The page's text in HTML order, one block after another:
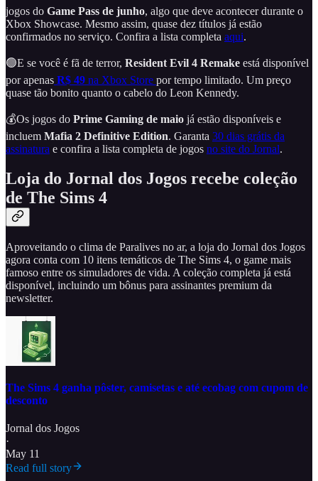
jogos do Game Pass de junho, algo que deve acontecer durante o
Xbox Showcase. Mesmo assim, quase dez títulos já estão
confirmados no serviço. Confira a lista completa aqui.
🟢E se você é fã de terror, Resident Evil 4 Remake está disponível
por apenas R$ 49 na Xbox Store por tempo limitado. Um preço
quase tão bonito quanto o cabelo do Leon Kennedy.
💰Os jogos do Prime Gaming de maio já estão disponíveis e
incluem Mafia 2 Definitive Edition. Garanta 30 dias grátis da
assinatura e confira a lista completa de jogos no site do Jornal.
Loja do Jornal dos Jogos recebe coleção
de The Sims 4
Aproveitando o clima de Paralives no ar, a loja do Jornal dos Jogos
agora conta com 10 itens temáticos de The Sims 4, o game mais
famoso entre os simuladores de vida. A coleção completa já está
disponível, incluindo um bônus para assinantes premium da
newsletter.
The Sims 4 ganha pôster, camisetas e até ecobag com cupom de
desconto
Jornal dos Jogos
·
May 11
Read full story